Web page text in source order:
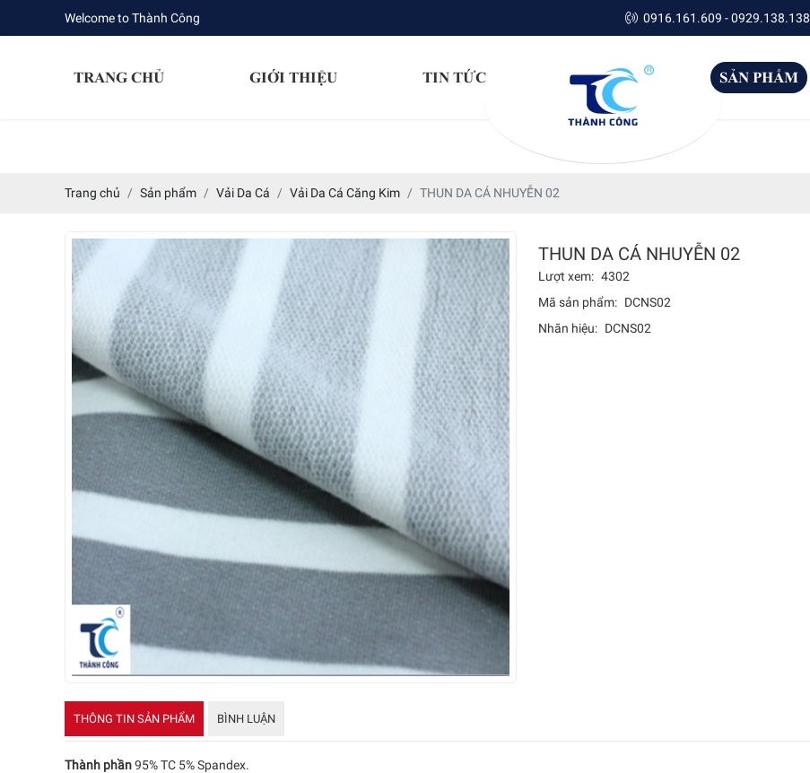
Welcome to Thành Công 0916.161.609 - 0929.138.138
TRANG CHỦ GIỚI THIỆU TIN TỨC SẢN PHẨM
Trang chủ Sản phẩm Vải Da Cá Vải Da Cá Căng Kim THUN DA CÁ NHUYỄN 02
THUN DA CÁ NHUYỄN 02
Lượt xem: 4302
Mã sản phẩm: DCNS02
Nhãn hiệu: DCNS02
THÔNG TIN SẢN PHẨM BÌNH LUẬN
Thành phần95% TC 5% Spandex.